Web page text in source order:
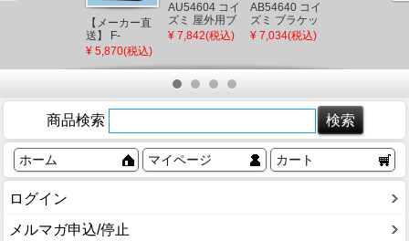
【メーカー直
送】 F-
ZSLP40 パナ
ソニック 天井
埋込形空気清
ィルター
¥ 5,870(税込)
AU54604 コイ
ズミ 屋外用ブ
ラケットライ
色） 下方照射
(AU49071L 後
¥ 7,842(税込)
AB54640 コイ
ズミ ブラケッ
トライト LED
似品)
¥ 7,034(税込)
熱灯 AP882 和
紙 おしゃれ 日
本製 国産 木製
商品検索
ホーム マイページ カート
ログイン
メルマガ申込/停止